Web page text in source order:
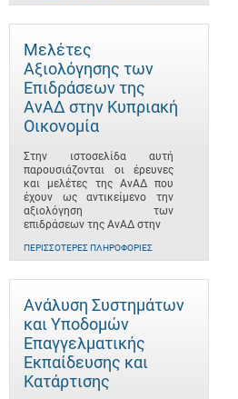
Μελέτες
Αξιολόγησης των
Επιδράσεων της
ΑνΑΔ στην Κυπριακή
Οικονομία
Στην ιστοσελίδα αυτή
παρουσιάζονται οι έρευνες
και μελέτες της ΑνΑΔ που
έχουν ως αντικείμενο την
αξιολόγηση των
επιδράσεων της ΑνΑΔ στην
ΠΕΡΙΣΣΌΤΕΡΕΣ ΠΛΗΡΟΦΟΡΊΕΣ
Ανάλυση Συστημάτων
και Υποδομών
Επαγγελματικής
Εκπαίδευσης και
Κατάρτισης